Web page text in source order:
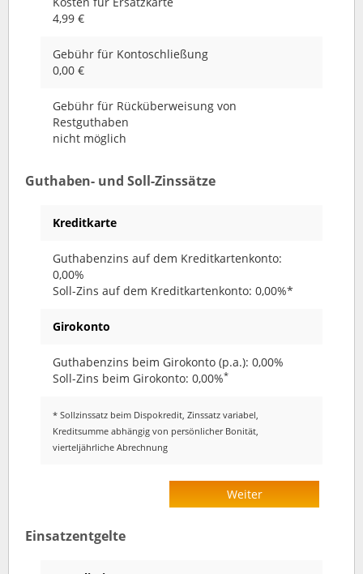
4,99 €
Gebühr für Kontoschließung
0,00 €
Gebühr für Rücküberweisung von
Restguthaben
nicht möglich
Guthaben- und Soll-Zinssätze
Kreditkarte
Guthabenzins auf dem Kreditkartenkonto:
0,00%
Soll-Zins auf dem Kreditkartenkonto: 0,00%*
Girokonto
Guthabenzins beim Girokonto (p.a.): 0,00%
Soll-Zins beim Girokonto: 0,00%*
* Sollzinssatz beim Dispokredit, Zinssatz variabel,
Kreditsumme abhängig von persönlicher Bonität,
vierteljährliche Abrechnung
Weiter
Einsatzentgelte